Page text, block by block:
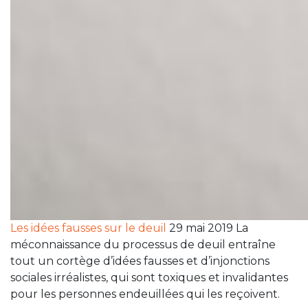
Les idées fausses sur le deuil 29 mai 2019 La
méconnaissance du processus de deuil entraîne
tout un cortège d’idées fausses et d’injonctions
sociales irréalistes, qui sont toxiques et invalidantes
pour les personnes endeuillées qui les reçoivent.